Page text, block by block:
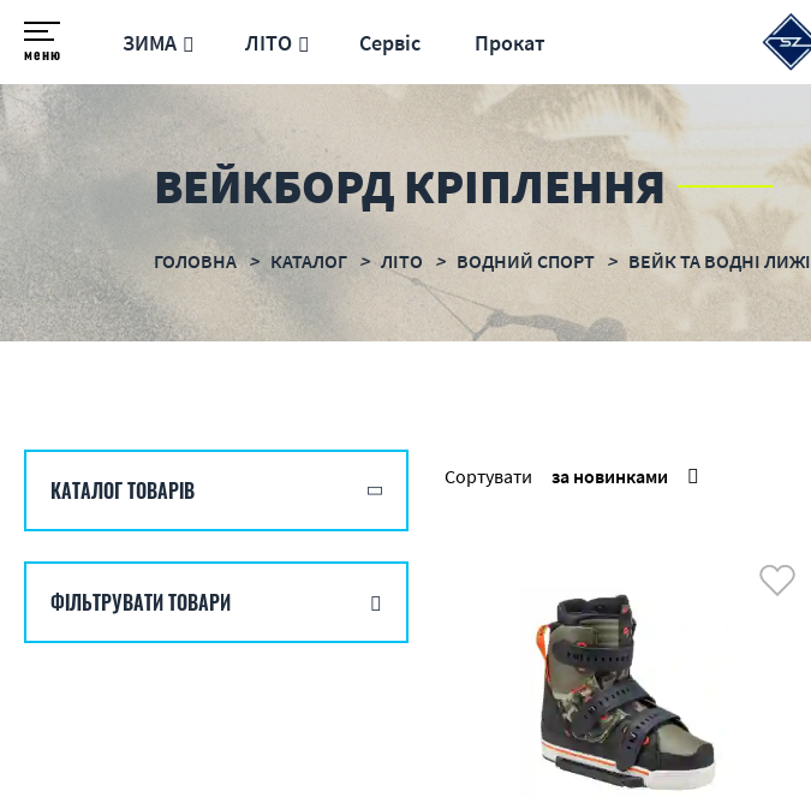
меню ЗИМА ЛІТО Сервіс Прокат
ВЕЙКБОРД КРІПЛЕННЯ
ГОЛОВНА КАТАЛОГ ЛІТО ВОДНИЙ СПОРТ ВЕЙК ТА ВОДНІ ЛИЖІ
КАТАЛОГ ТОВАРІВ
ФІЛЬТРУВАТИ ТОВАРИ
Сортувати
за новинками
від дорогих до дешевих
по наявності
по акціям